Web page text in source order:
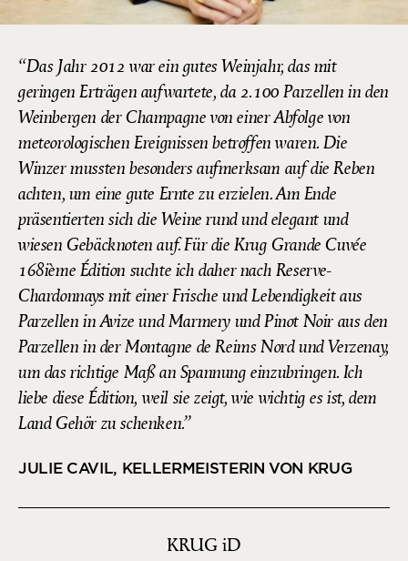
Das Jahr 2012 war ein gutes Weinjahr, das mit
geringen Erträgen aufwartete, da 2.100 Parzellen in den
Weinbergen der Champagne von einer Abfolge von
meteorologischen Ereignissen betroffen waren. Die
Winzer mussten besonders aufmerksam auf die Reben
achten, um eine gute Ernte zu erzielen. Am Ende
präsentierten sich die Weine rund und elegant und
wiesen Gebäcknoten auf. Für die Krug Grande Cuvée
168ième Édition suchte ich daher nach Reserve-
Chardonnays mit einer Frische und Lebendigkeit aus
Parzellen in Avize und Marmery und Pinot Noir aus den
Parzellen in der Montagne de Reims Nord und Verzenay,
um das richtige Maß an Spannung einzubringen. Ich
liebe diese Édition, weil sie zeigt, wie wichtig es ist, dem
Land Gehör zu schenken.
JULIE CAVIL, KELLERMEISTERIN VON KRUG
KRUG iD